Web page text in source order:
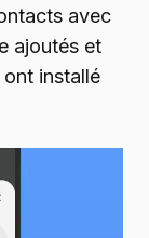
avec
ajoutés et
installé